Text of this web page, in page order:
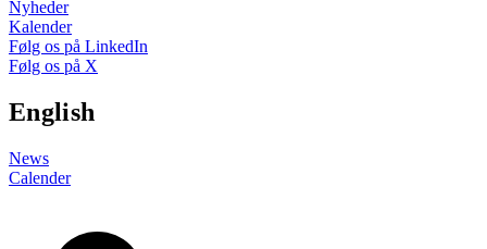
Nyheder
Kalender
Følg os på LinkedIn
Følg os på X
English
News
Calender